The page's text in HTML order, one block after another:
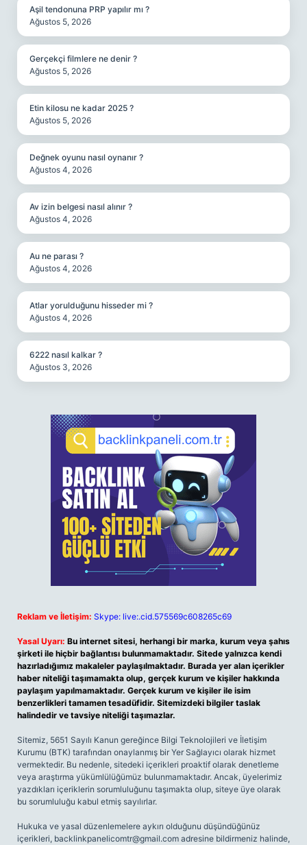
Aşil tendonuna PRP yapılır mı ?
Ağustos 5, 2026
Gerçekçi filmlere ne denir ?
Ağustos 5, 2026
Etin kilosu ne kadar 2025 ?
Ağustos 5, 2026
Değnek oyunu nasıl oynanır ?
Ağustos 4, 2026
Av izin belgesi nasıl alınır ?
Ağustos 4, 2026
Au ne parası ?
Ağustos 4, 2026
Atlar yorulduğunu hisseder mi ?
Ağustos 4, 2026
6222 nasıl kalkar ?
Ağustos 3, 2026
Reklam ve İletişim: Skype: live:.cid.575569c608265c69
Yasal Uyarı: Bu internet sitesi, herhangi bir marka, kurum veya şahıs
şirketi ile hiçbir bağlantısı bulunmamaktadır. Sitede yalnızca kendi
hazırladığımız makaleler paylaşılmaktadır. Burada yer alan içerikler
haber niteliği taşımamakta olup, gerçek kurum ve kişiler hakkında
paylaşım yapılmamaktadır. Gerçek kurum ve kişiler ile isim
benzerlikleri tamamen tesadüfidir. Sitemizdeki bilgiler taslak
halindedir ve tavsiye niteliği taşımazlar.
Sitemiz, 5651 Sayılı Kanun gereğince Bilgi Teknolojileri ve İletişim
Kurumu (BTK) tarafından onaylanmış bir Yer Sağlayıcı olarak hizmet
vermektedir. Bu nedenle, sitedeki içerikleri proaktif olarak denetleme
veya araştırma yükümlülüğümüz bulunmamaktadır. Ancak, üyelerimiz
yazdıkları içeriklerin sorumluluğunu taşımakta olup, siteye üye olarak
bu sorumluluğu kabul etmiş sayılırlar.
Hukuka ve yasal düzenlemelere aykırı olduğunu düşündüğünüz
içerikleri, backlinkpanelicomtr@gmail.com adresine bildirmeniz halinde,